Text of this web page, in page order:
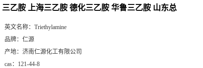
三乙胺 上海三乙胺 德化三乙胺 华鲁三乙胺 山东总
英文名称： Triethylamine
品牌： 仁源
产地： 济南仁源化工有限公司
cas： 121-44-8